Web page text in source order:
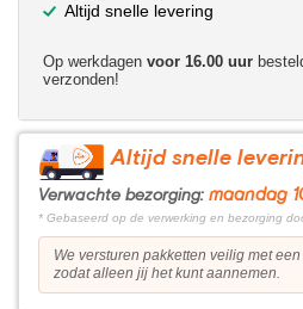
Altijd snelle levering
Op werkdagen voor 16.00 uur
verzonden!
Altijd snelle
Verwachte bezorging: maandag
* Gebaseerd op de verwerking en bezorging
We versturen pakketten veilig met
zodat alleen jij het kunt aannemen.